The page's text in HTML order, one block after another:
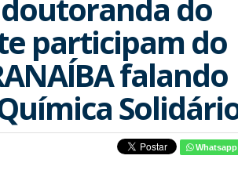
do
participam do
falando
Whatsapp